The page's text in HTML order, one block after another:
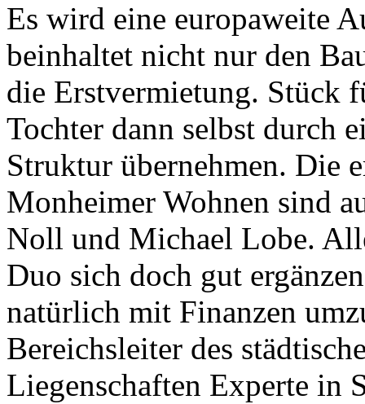
Es wird eine europaweite
beinhaltet nicht nur den
die Erstvermietung. Stück
Tochter dann selbst durch
Struktur übernehmen. Die
Monheimer Wohnen sind
Noll und Michael Lobe.
Duo sich doch gut
natürlich mit Finanzen
Bereichsleiter des
Liegenschaften Experte in